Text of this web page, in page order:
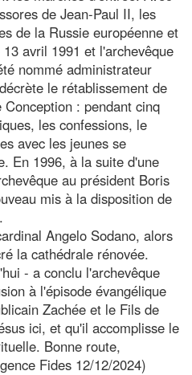
de Jean-Paul II, les
de la Russie européenne et
avril 1991 et l'archevêque
nommé administrateur
le rétablissement de
: pendant cinq
les confessions, le
avec les jeunes se
En 1996, à la suite d'une
au président Boris
mis à la disposition de
Angelo Sodano, alors
la cathédrale rénovée.
- a conclu l'archevêque
à l'épisode évangélique
Zachée et le Fils de
ici, et qu'il accomplisse le
Bonne route,
Fides 12/12/2024)